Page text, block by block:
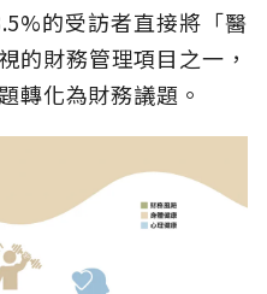
的受訪者直接將「醫
的財務管理項目之一，
轉化為財務議題。